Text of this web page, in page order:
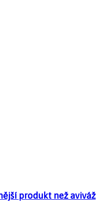
produkt než aviváž